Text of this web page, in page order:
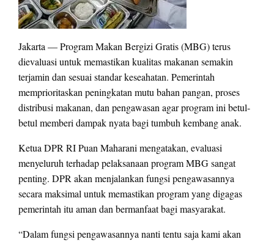
Jakarta — Program Makan Bergizi Gratis (MBG) terus
dievaluasi untuk memastikan kualitas makanan semakin
terjamin dan sesuai standar keseahatan. Pemerintah
memprioritaskan peningkatan mutu bahan pangan, proses
distribusi makanan, dan pengawasan agar program ini betul-
betul memberi dampak nyata bagi tumbuh kembang anak.
Ketua DPR RI Puan Maharani mengatakan, evaluasi
menyeluruh terhadap pelaksanaan program MBG sangat
penting. DPR akan menjalankan fungsi pengawasannya
secara maksimal untuk memastikan program yang digagas
pemerintah itu aman dan bermanfaat bagi masyarakat.
“Dalam fungsi pengawasannya nanti tentu saja kami akan